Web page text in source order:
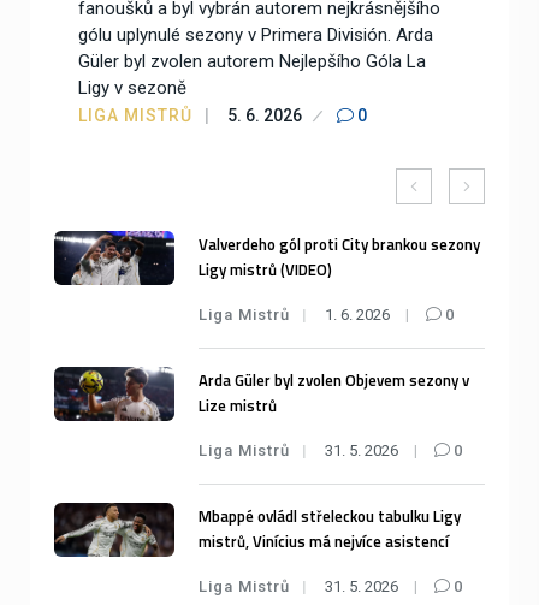
fanoušků a byl vybrán autorem nejkrásnějšího
gólu uplynulé sezony v Primera División. Arda
Güler byl zvolen autorem Nejlepšího Góla La
Ligy v sezoně
LIGA MISTRŮ 5. 6. 2026 0
Valverdeho gól proti City brankou sezony
Ligy mistrů (VIDEO)
Liga Mistrů 1. 6. 2026 0
Arda Güler byl zvolen Objevem sezony v
Lize mistrů
Liga Mistrů 31. 5. 2026 0
Mbappé ovládl střeleckou tabulku Ligy
mistrů, Vinícius má nejvíce asistencí
Liga Mistrů 31. 5. 2026 0